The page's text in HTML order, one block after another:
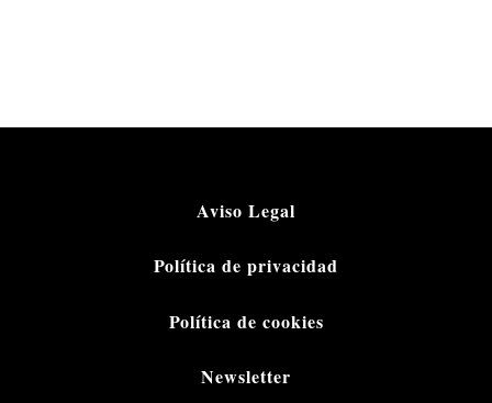
Aviso Legal
Política de privacidad
Política de cookies
Newsletter